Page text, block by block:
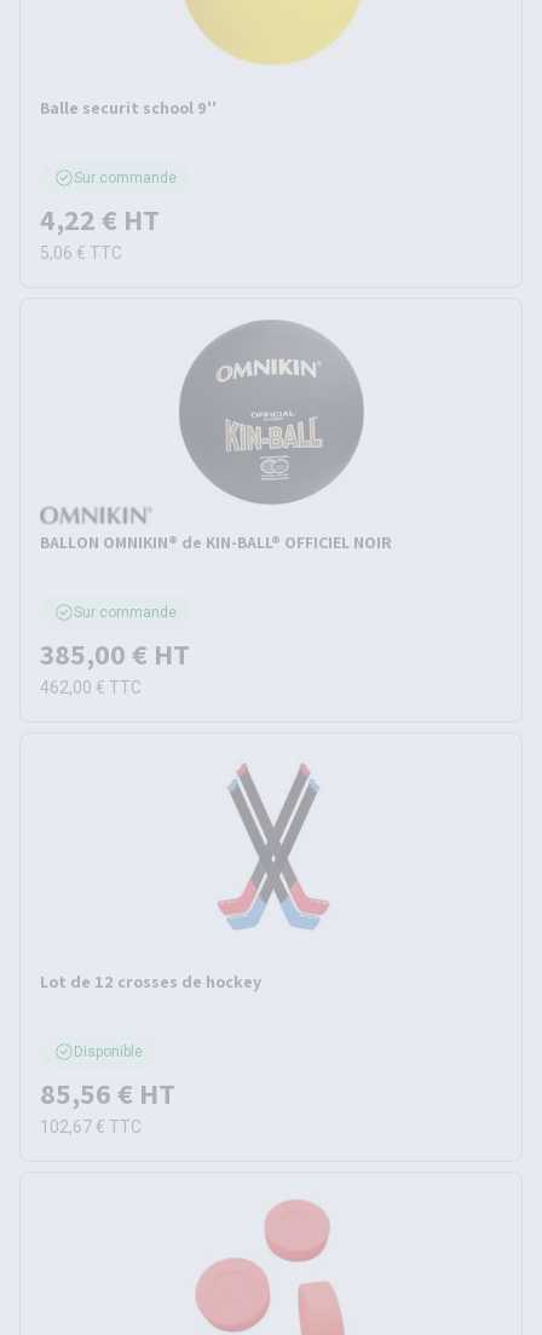
Balle securit school 9''
Sur commande
4,22 € HT
5,06 € TTC
BALLON OMNIKIN® de KIN-BALL® OFFICIEL NOIR
Sur commande
385,00 € HT
462,00 € TTC
Lot de 12 crosses de hockey
Disponible
85,56 € HT
102,67 € TTC